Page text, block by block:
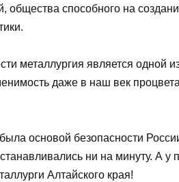
общества способного на
металлургия является одной
даже в наш век
основой безопасности
ни на минуту. А у
Алтайского края!